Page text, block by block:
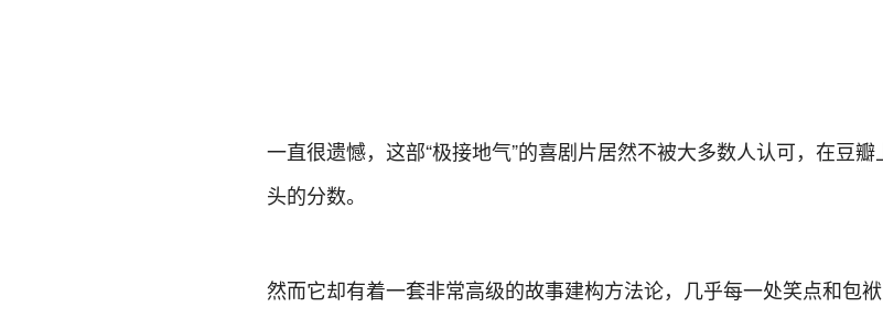
一直很遗憾，这部“极接地气”的喜剧片居然不被大多数人认可，在豆
头的分数。
然而它却有着一套非常高级的故事建构方法论，几乎每一处笑点和包